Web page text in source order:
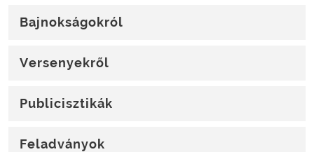
Bajnokságokról
Versenyekről
Publicisztikák
Feladványok